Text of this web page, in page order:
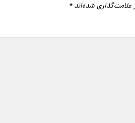
علامت‌گذاری شده‌اند*